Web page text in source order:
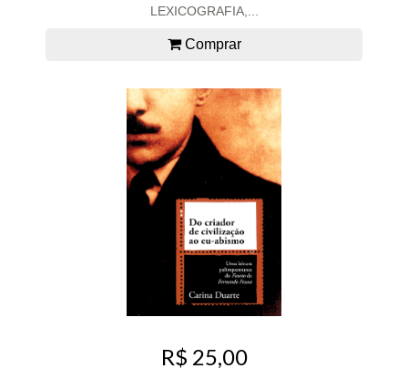
LEXICOGRAFIA,...
Comprar
R$ 25,00